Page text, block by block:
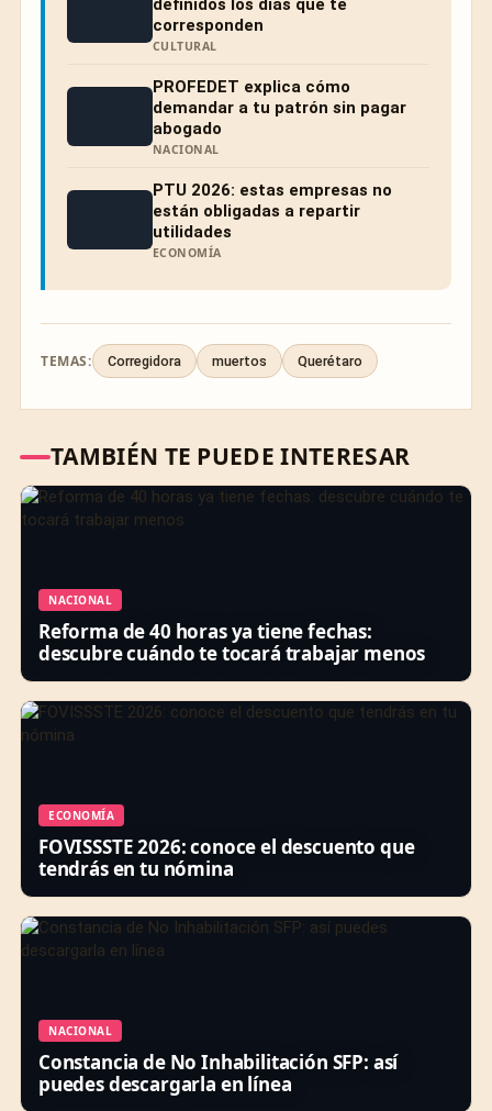
definidos los días que te
corresponden
CULTURAL
PROFEDET explica cómo
demandar a tu patrón sin pagar
abogado
NACIONAL
PTU 2026: estas empresas no
están obligadas a repartir
utilidades
ECONOMÍA
TEMAS: Corregidora muertos Querétaro
TAMBIÉN TE PUEDE INTERESAR
NACIONAL
Reforma de 40 horas ya tiene fechas:
descubre cuándo te tocará trabajar menos
ECONOMÍA
FOVISSSTE 2026: conoce el descuento que
tendrás en tu nómina
NACIONAL
Constancia de No Inhabilitación SFP: así
puedes descargarla en línea